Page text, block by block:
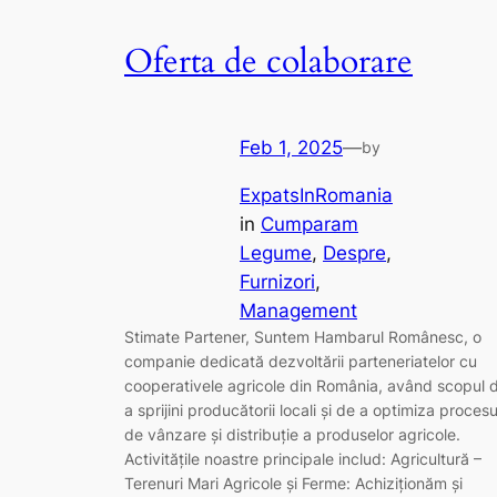
Oferta de colaborare
Feb 1, 2025—by
ExpatsInRomania
in Cumparam
Legume, Despre
Furnizori
Management
Stimate Partener, Suntem Hambarul Românesc, o
companie dedicată dezvoltării parteneriatelor cu
cooperativele agricole din România, având scopul
a sprijini producătorii locali și de a optimiza
de vânzare și distribuție a produselor agricole.
Activitățile noastre principale includ: Agricultură –
Terenuri Mari Agricole și Ferme: Achiziționăm și